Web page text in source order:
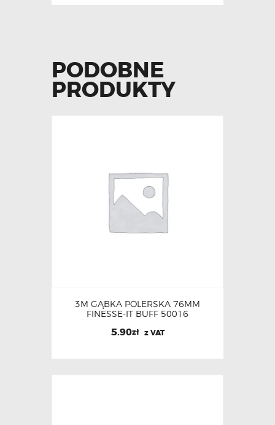
PODOBNE
PRODUKTY
3M GĄBKA POLERSKA 76MM
FINESSE-IT BUFF 50016
5.90zł z VAT